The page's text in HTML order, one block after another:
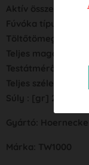
Aktív összetevő :
Testátmérő : [mm]
Teljes szélesség :